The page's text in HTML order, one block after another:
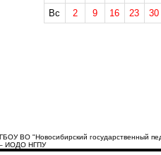
Вс
2 9 16 23 30
ВО "Новосибирский государственный
– ИОДО НГПУ